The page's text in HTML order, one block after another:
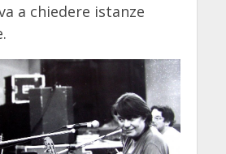
a chiedere istanze